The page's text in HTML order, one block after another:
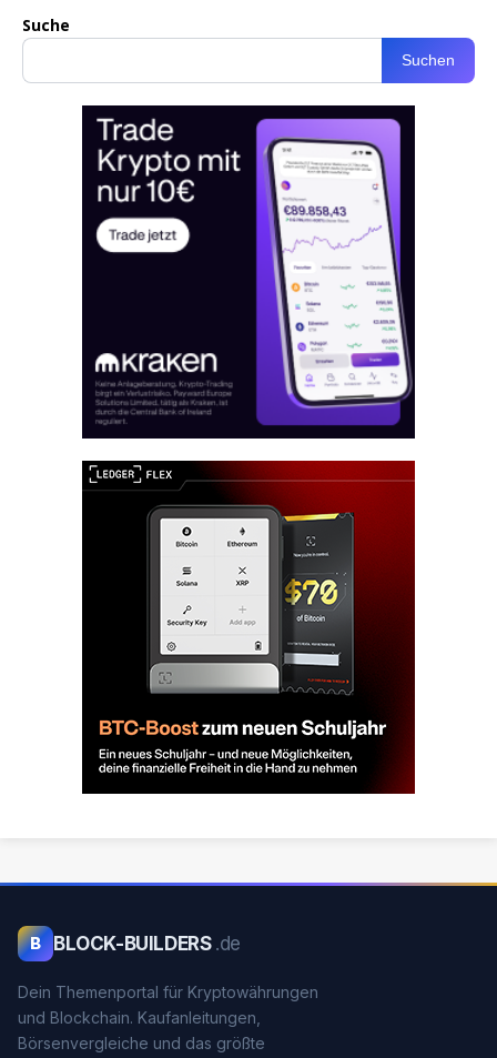
Suche
Suchen
B BLOCK-BUILDERS .de
Dein Themenportal für Kryptowährungen
und Blockchain. Kaufanleitungen,
Börsenvergleiche und das größte